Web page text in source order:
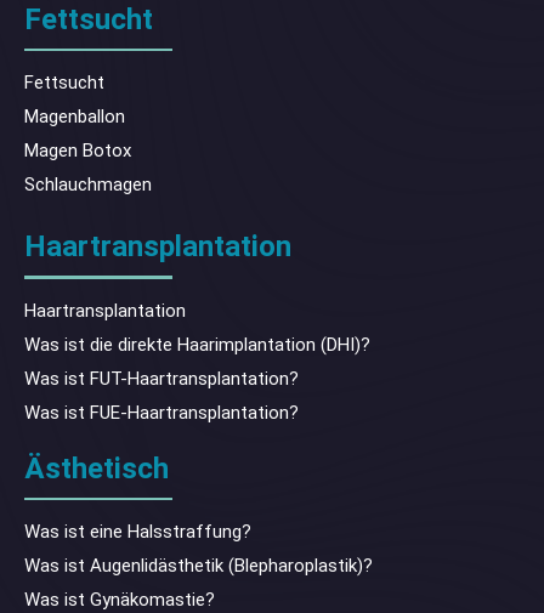
Fettsucht
Fettsucht
Magenballon
Magen Botox
Schlauchmagen
Haartransplantation
Haartransplantation
Was ist die direkte Haarimplantation (DHI)?
Was ist FUT-Haartransplantation?
Was ist FUE-Haartransplantation?
Ästhetisch
Was ist eine Halsstraffung?
Was ist Augenlidästhetik (Blepharoplastik)?
Was ist Gynäkomastie?